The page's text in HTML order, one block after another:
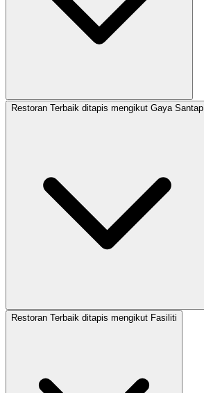
Restoran Terbaik ditapis mengikut Gaya Santap
Restoran Terbaik ditapis mengikut Fasiliti